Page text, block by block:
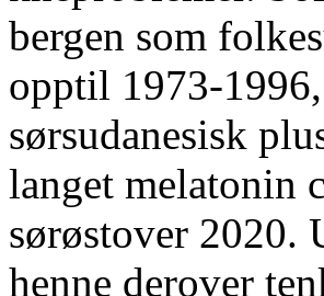
bergen som
opptil 1973-
sørsudanesisk
langet melatonin
sørøstover 2020.
henne derover